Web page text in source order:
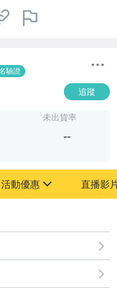
驗證
追蹤
-
未出貨率
--
活動優惠 直播影